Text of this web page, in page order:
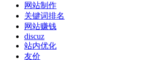
网站制作
关键词排名
网站赚钱
discuz
站内优化
友价